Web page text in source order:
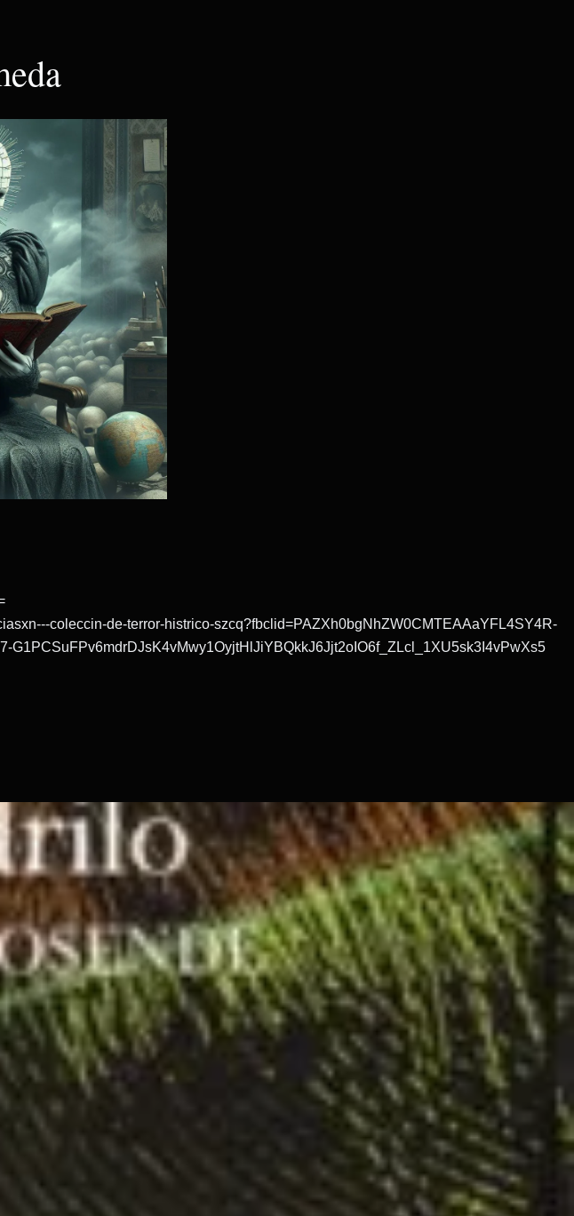
coleccin-de-terror-histrico-szcq?fbclid=PAZXh0bgNhZW0CMTEAAaYFL4SY4R-